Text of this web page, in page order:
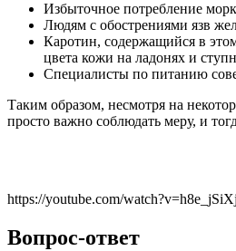
Избыточное потребление
Людям с обострениями язв
Каротин, содержащийся в
цвета кожи на ладонях и
Специалисты по питанию
Таким образом, несмотря на
просто важно соблюдать меру, и
https://youtube.com/
Вопрос-ответ